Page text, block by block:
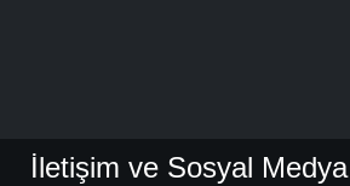
İletişim ve Sosyal Medya